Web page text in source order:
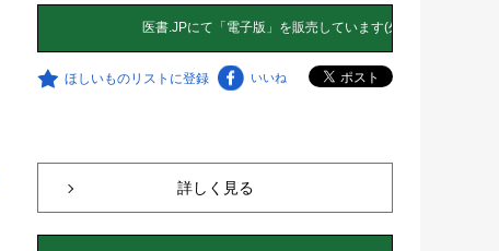
ほしいものリストに登録 いいね
詳しく見る